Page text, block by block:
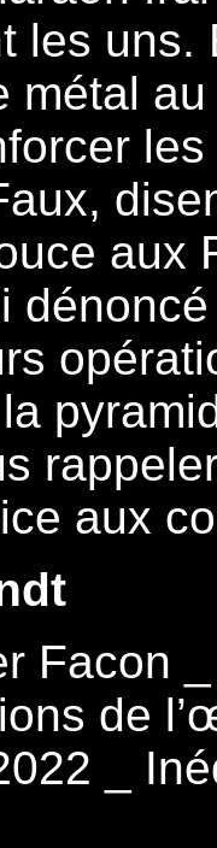
les
métal
aux
aux
Facon
de
_